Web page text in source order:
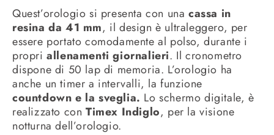
Quest’orologio si presenta con una cassa in
resina da 41 mm, il design è ultraleggero, per
essere portato comodamente al polso, durante i
propriallenamenti giornalieri. Il cronometro
dispone di 50 lap di memoria. L’orologio ha
anche un timer a intervalli, la funzione
countdown e la sveglia. Lo schermo digitale, è
realizzato con Timex Indiglo, per la visione
notturna dell’orologio.